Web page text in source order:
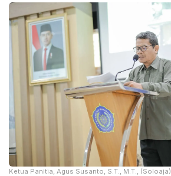
Ketua Panitia, Agus Susanto, S.T., M.T., (Soloaja)